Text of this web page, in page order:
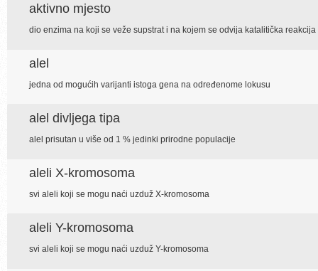
aktivno mjesto
dio enzima na koji se veže supstrat i na kojem se odvija katalitička reakcija
alel
jedna od mogućih varijanti istoga gena na određenome lokusu
alel divljega tipa
alel prisutan u više od 1 % jedinki prirodne populacije
aleli X-kromosoma
svi aleli koji se mogu naći uzduž X-kromosoma
aleli Y-kromosoma
svi aleli koji se mogu naći uzduž Y-kromosoma